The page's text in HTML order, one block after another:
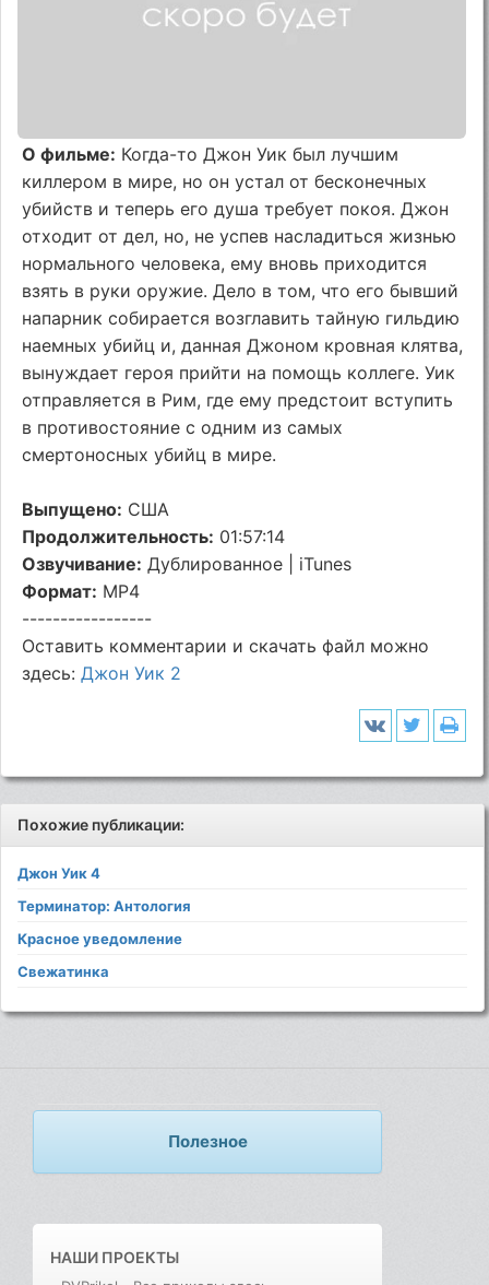
О фильме: Когда-то Джон Уик был лучшим
киллером в мире, но он устал от бесконечных
убийств и теперь его душа требует покоя. Джон
отходит от дел, но, не успев насладиться жизнью
нормального человека, ему вновь приходится
взять в руки оружие. Дело в том, что его бывший
напарник собирается возглавить тайную гильдию
наемных убийц и, данная Джоном кровная клятва,
вынуждает героя прийти на помощь коллеге. Уик
отправляется в Рим, где ему предстоит вступить
в противостояние с одним из самых
смертоносных убийц в мире.
Выпущено: США
Продолжительность: 01:57:14
Озвучивание: Дублированное | iTunes
Формат: MP4
-----------------
Оставить комментарии и скачать файл можно
здесь:Джон Уик 2
Похожие публикации:
Джон Уик 4
Терминатор: Антология
Красное уведомление
Свежатинка
Полезное
НАШИ ПРОЕКТЫ